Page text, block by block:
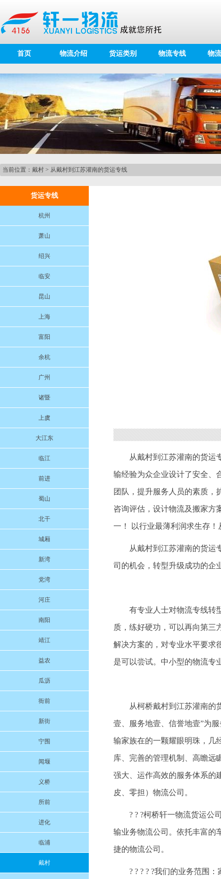
首页 物流介绍 货运类别 物流专线 物
当前位置： 戴村 > 从戴村到江苏灌南的货运专线
货运专线
杭州
萧山
绍兴
临安
昆山
上海
富阳
余杭
广州
诸暨
上虞
大江东
临江
前进
蜀山
北干
城厢
新湾
党湾
河庄
南阳
靖江
益农
瓜沥
衙前
新街
宁围
闻堰
义桥
所前
进化
临浦
戴村
从戴村到江苏灌南的货运
输经验为众企业设计了安全、
团队，提升服务人员的素质，
咨询评估，设计物流及搬家方
一！ 以行业最薄利润求生存
从戴村到江苏灌南的货运
司的机会，转型升级成功的企
有专业人士对物流专线转
质，练好硬功，可以再向第三
解决方案的，对专业水平要求
是可以尝试。中小型的物流专
从柯桥戴村到江苏灌南的
壹、服务地壹、信誉地壹”为
输家族在的一颗耀眼明珠，几
库、完善的管理机制、高瞻远
强大、运作高效的服务体系的
皮、零担）物流公司。
? ? ?柯桥轩一物流货运公
输业务物流公司。依托丰富的
捷的物流公司。
? ? ? ? ?我们的业务范围